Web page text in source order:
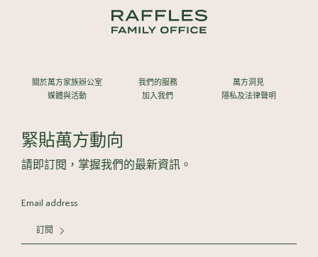
關於萬方家族辦公室
媒體與活動
我們的服務
加入我們
萬方洞見
隱私及法律聲明
緊貼萬方動向
請即訂閱，掌握我們的最新資訊。
訂閱